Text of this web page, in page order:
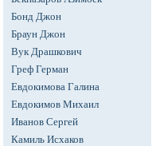
Бонд Джон
Браун Джон
Вук Драшкович
Греф Герман
Евдокимова Галина
Евдокимов Михаил
Иванов Сергей
Камиль Исхаков